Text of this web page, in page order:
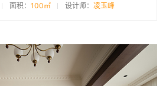
面积： 100㎡ 设计师： 凌玉峰